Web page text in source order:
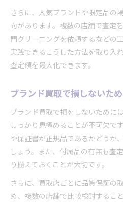
さらに、人気ブランドや限定品の
向があります。複数の店舗で査定
門クリーニングを依頼するなどの
実践できるこうした方法を取り入
査定額を最大化できます。
ブランド買取で損しないた
ブランド買取で損をしないために
しっかり見極めることが不可欠で
や保証書が正規品であるかどうか
しょう。また、付属品の有無も査
り揃えておくことが大切です。
さらに、買取店ごとに品質保証の
め、複数の店舗で比較検討するこ